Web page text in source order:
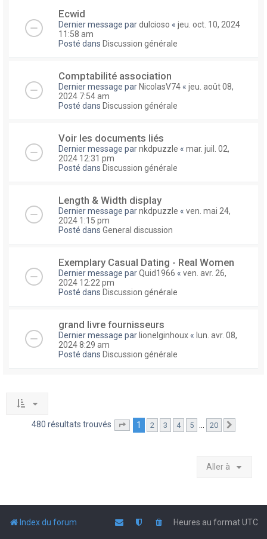
Ecwid
Dernier message pardulcioso « jeu. oct. 10, 2024
11:58 am
Posté dans Discussion générale
Comptabilité association
Dernier message par NicolasV74 « jeu. août 08,
2024 7:54 am
Posté dans Discussion générale
Voir les documents liés
Dernier message parnkdpuzzle « mar. juil. 02,
2024 12:31 pm
Posté dans Discussion générale
Length & Width display
Dernier message parnkdpuzzle « ven. mai 24,
2024 1:15 pm
Posté dans General discussion
Exemplary Сasual Dating - Real Women
Dernier message parQuid1966 « ven. avr. 26,
2024 12:22 pm
Posté dans Discussion générale
grand livre fournisseurs
Dernier message par lionelginhoux « lun. avr. 08,
2024 8:29 am
Posté dans Discussion générale
480 résultats trouvés Page sur20
1 2 3 4 5 … 20
Aller à
Index du forum Heures au formatUTC